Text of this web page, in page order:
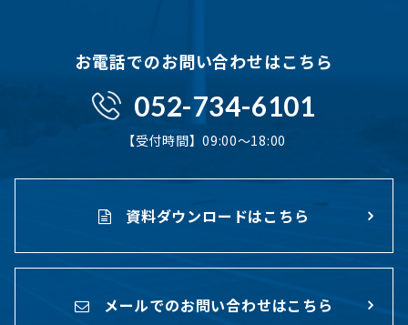
お電話でのお問い合わせはこちら
052-734-6101
【受付時間】09:00〜18:00
資料ダウンロードはこちら
メールでのお問い合わせはこちら